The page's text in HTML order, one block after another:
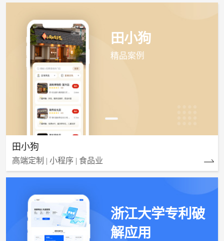
田小狗
精品案例
田小狗
高端定制 | 小程序 | 食品业
浙江大学专利破
解应用